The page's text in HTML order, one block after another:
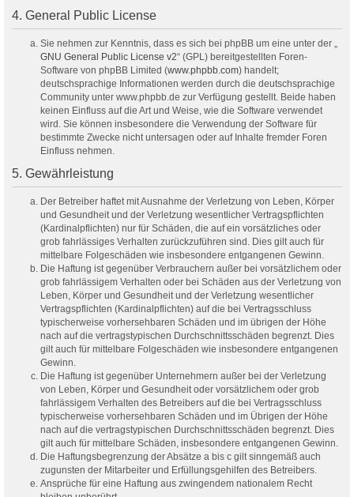
4. General Public License
Sie nehmen zur Kenntnis, dass es sich bei phpBB um eine unter der „
GNU General Public License v2“ (GPL) bereitgestellten Foren-
Software von phpBB Limited (www.phpbb.com) handelt;
deutschsprachige Informationen werden durch die deutschsprachige
Community unter www.phpbb.de zur Verfügung gestellt. Beide haben
keinen Einfluss auf die Art und Weise, wie die Software verwendet
wird. Sie können insbesondere die Verwendung der Software für
bestimmte Zwecke nicht untersagen oder auf Inhalte fremder Foren
Einfluss nehmen.
5. Gewährleistung
Der Betreiber haftet mit Ausnahme der Verletzung von Leben, Körper
und Gesundheit und der Verletzung wesentlicher Vertragspflichten
(Kardinalpflichten) nur für Schäden, die auf ein vorsätzliches oder
grob fahrlässiges Verhalten zurückzuführen sind. Dies gilt auch für
mittelbare Folgeschäden wie insbesondere entgangenen Gewinn.
Die Haftung ist gegenüber Verbrauchern außer bei vorsätzlichem oder
grob fahrlässigem Verhalten oder bei Schäden aus der Verletzung von
Leben, Körper und Gesundheit und der Verletzung wesentlicher
Vertragspflichten (Kardinalpflichten) auf die bei Vertragsschluss
typischerweise vorhersehbaren Schäden und im übrigen der Höhe
nach auf die vertragstypischen Durchschnittsschäden begrenzt. Dies
gilt auch für mittelbare Folgeschäden wie insbesondere entgangenen
Gewinn.
Die Haftung ist gegenüber Unternehmern außer bei der Verletzung
von Leben, Körper und Gesundheit oder vorsätzlichem oder grob
fahrlässigem Verhalten des Betreibers auf die bei Vertragsschluss
typischerweise vorhersehbaren Schäden und im Übrigen der Höhe
nach auf die vertragstypischen Durchschnittsschäden begrenzt. Dies
gilt auch für mittelbare Schäden, insbesondere entgangenen Gewinn.
Die Haftungsbegrenzung der Absätze a bis c gilt sinngemäß auch
zugunsten der Mitarbeiter und Erfüllungsgehilfen des Betreibers.
Ansprüche für eine Haftung aus zwingendem nationalem Recht